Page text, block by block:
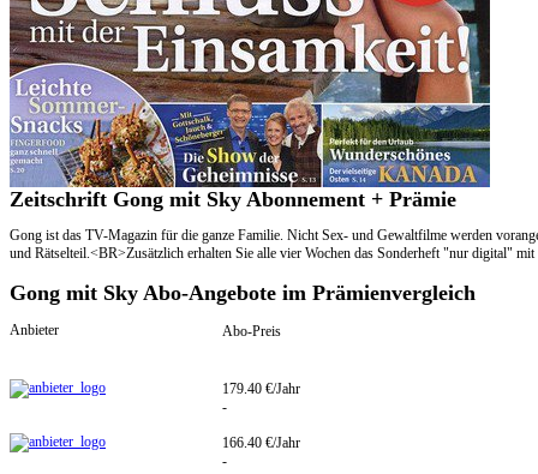
Zeitschrift Gong mit Sky Abonnement + Prämie
Gong ist das TV-Magazin für die ganze Familie. Nicht Sex- und Gewaltfilme werden
und Rätselteil.<BR>Zusätzlich erhalten Sie alle vier Wochen das Sonderheft "nur digital"
Gong mit Sky Abo-Angebote im Prämienvergleich
Anbieter Abo-Preis
179.40 €/Jahr
-
166.40 €/Jahr
-